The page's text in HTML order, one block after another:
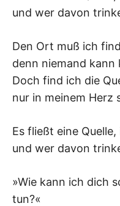
und wer davon
Den Ort muß ich
denn niemand kann
Doch find ich die
nur in meinem Herz
Es fließt eine
und wer davon
»Wie kann ich dich
tun?«